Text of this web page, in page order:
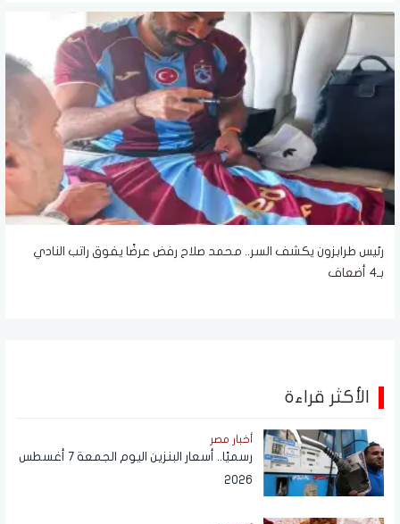
رئيس طرابزون يكشف السر.. محمد صلاح رفض عرضًا يفوق راتب النادي
بـ4 أضعاف
الأكثر قراءة
أخبار مصر
رسميًا.. أسعار البنزين اليوم الجمعة 7 أغسطس
2026